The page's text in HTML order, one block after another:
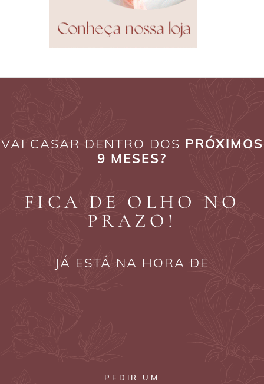
VAI CASAR DENTRO DOS PRÓXIMOS
9 MESES?
FICA DE OLHO NO
PRAZO!
JÁ ESTÁ NA HORA DE
PEDIR UM